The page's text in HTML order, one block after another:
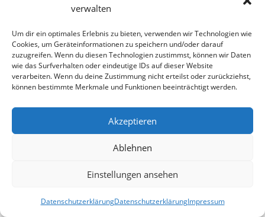
verwalten
Um dir ein optimales Erlebnis zu bieten, verwenden wir Technologien wie
Cookies, um Geräteinformationen zu speichern und/oder darauf
zuzugreifen. Wenn du diesen Technologien zustimmst, können wir Daten
wie das Surfverhalten oder eindeutige IDs auf dieser Website
verarbeiten. Wenn du deine Zustimmung nicht erteilst oder zurückziehst,
können bestimmte Merkmale und Funktionen beeinträchtigt werden.
Akzeptieren
Ablehnen
Einstellungen ansehen
DatenschutzerklärungDatenschutzerklärungImpressum
Leute wählen,sondern wer auszählt
in Russland eindeutig unter Beweis gestellt. Seine
Mitbewerber um das Präsidentenamt
waren allesamt politische Marionetten. Aber um auf
Nummer Sicher zu gehen, wurden
vorsorglich zahlreiche Wahlurnen im Vorhinein mit
Stimmzetteln befüllt, auf denen das
Kreuzchen bei Putin gesetzt war.
Aber Russland ist eben nicht mitwestlichen Maßstäben zu